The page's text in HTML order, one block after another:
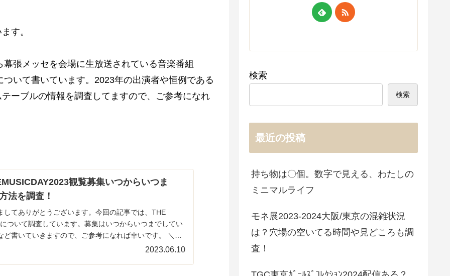
す。
張メッセを会場に生放送されている音楽番組
いて書いています。2023年の出演者や恒例である
ーブルの情報を調査してますので、ご参考になれ
観覧募集いつからいつま
法を調査！
してありがとうございます。今回の記事では、THE
ついて調査しています。募集はいつからいつまでしてい
ど書いていきますので、ご参考になれば幸いです。 ＼会
2023.06.10
検索
検索
最近の投稿
持ち物は〇個。数字で見える、わたしの
ミニマルライフ
モネ展2023-2024大阪/東京の混雑状況
は？穴場の空いてる時間や見どころも調
査！